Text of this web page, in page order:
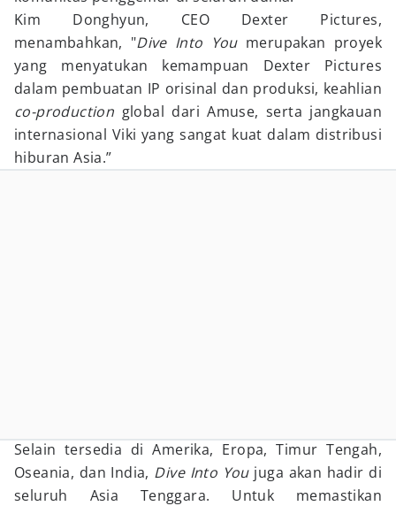
Kim Donghyun, CEO Dexter Pictures,
menambahkan, "Dive Into Youmerupakan proyek
yang menyatukan kemampuan Dexter Pictures
dalam pembuatan IP orisinal dan produksi, keahlian
co-production global dari Amuse, serta jangkauan
internasional Viki yang sangat kuat dalam distribusi
hiburan Asia.”
Selain tersedia di Amerika, Eropa, Timur Tengah,
Oseania, dan India, Dive Into Youjuga akan hadir di
seluruh Asia Tenggara. Untuk memastikan